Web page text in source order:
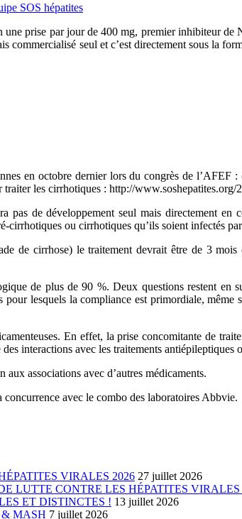
SOS hépatites
une prise par jour de 400 mg, premier inhibiteur
commercialisé seul et c’est directement sous la
en octobre dernier lors du congrès de
les cirrhotiques : http://
pas de développement seul mais directement
cirrhotiques ou cirrhotiques qu’ils soient infectés
de cirrhose) le traitement devrait être de 3
de plus de 90 %. Deux questions restent
lesquels la compliance est primordiale,
En effet, la prise concomitante de
interactions avec les traitements antiépileptiques
associations avec d’autres médicaments.
avec le combo des laboratoires Abbvie.
VIRALES 2026 27 juillet 2026
LUTTE CONTRE LES HÉPATITES VIRALES
ET DISTINCTES ! 13 juillet 2026
MASH 7 juillet 2026